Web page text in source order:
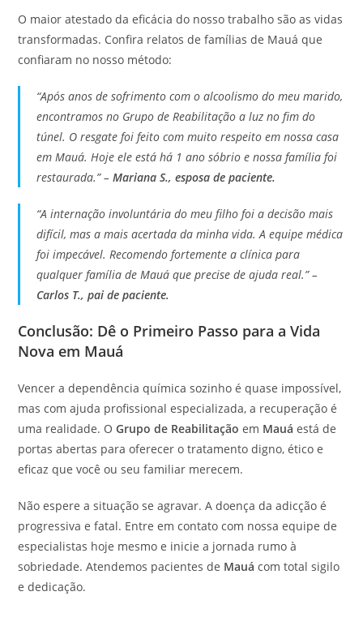
O maior atestado da eficácia do nosso trabalho são as vidas
transformadas. Confira relatos de famílias de Mauá que
confiaram no nosso método:
“Após anos de sofrimento com o alcoolismo do meu marido,
encontramos no Grupo de Reabilitação a luz no fim do
túnel. O resgate foi feito com muito respeito em nossa casa
em Mauá. Hoje ele está há 1 ano sóbrio e nossa família foi
restaurada.” –Mariana S., esposa de paciente.
“A internação involuntária do meu filho foi a decisão mais
difícil, mas a mais acertada da minha vida. A equipe médica
foi impecável. Recomendo fortemente a clínica para
qualquer família de Mauá que precise de ajuda real.” –
Carlos T., pai de paciente.
Conclusão: Dê o Primeiro Passo para a Vida
Nova em Mauá
Vencer a dependência química sozinho é quase impossível,
mas com ajuda profissional especializada, a recuperação é
uma realidade. OGrupo de Reabilitação em Mauá está de
portas abertas para oferecer o tratamento digno, ético e
eficaz que você ou seu familiar merecem.
Não espere a situação se agravar. A doença da adicção é
progressiva e fatal. Entre em contato com nossa equipe de
especialistas hoje mesmo e inicie a jornada rumo à
sobriedade. Atendemos pacientes de Mauá com total sigilo
e dedicação.